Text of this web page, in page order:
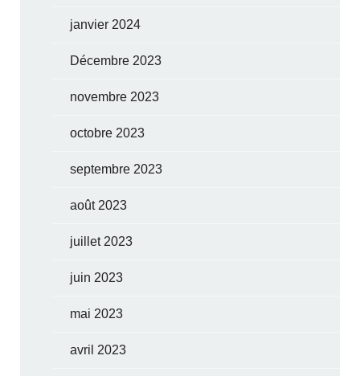
janvier 2024
Décembre 2023
novembre 2023
octobre 2023
septembre 2023
août 2023
juillet 2023
juin 2023
mai 2023
avril 2023